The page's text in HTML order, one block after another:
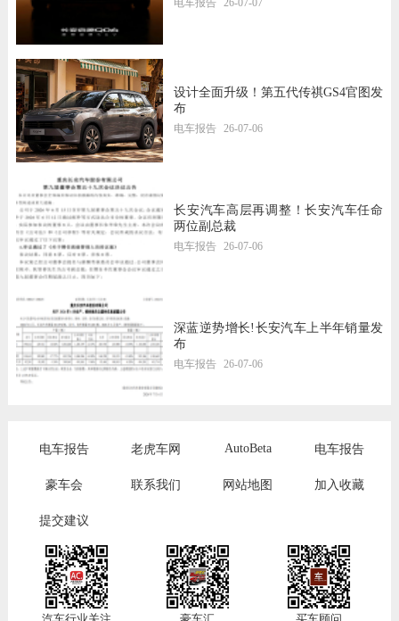
电车报告 26-07-07
设计全面升级！第五代传祺GS4官图发
布
电车报告 26-07-06
长安汽车高层再调整！长安汽车任命
两位副总裁
电车报告 26-07-06
深蓝逆势增长!长安汽车上半年销量发
布
电车报告 26-07-06
电车报告 老虎车网 AutoBeta 电车报告
豪车会 联系我们 网站地图 加入收藏
提交建议